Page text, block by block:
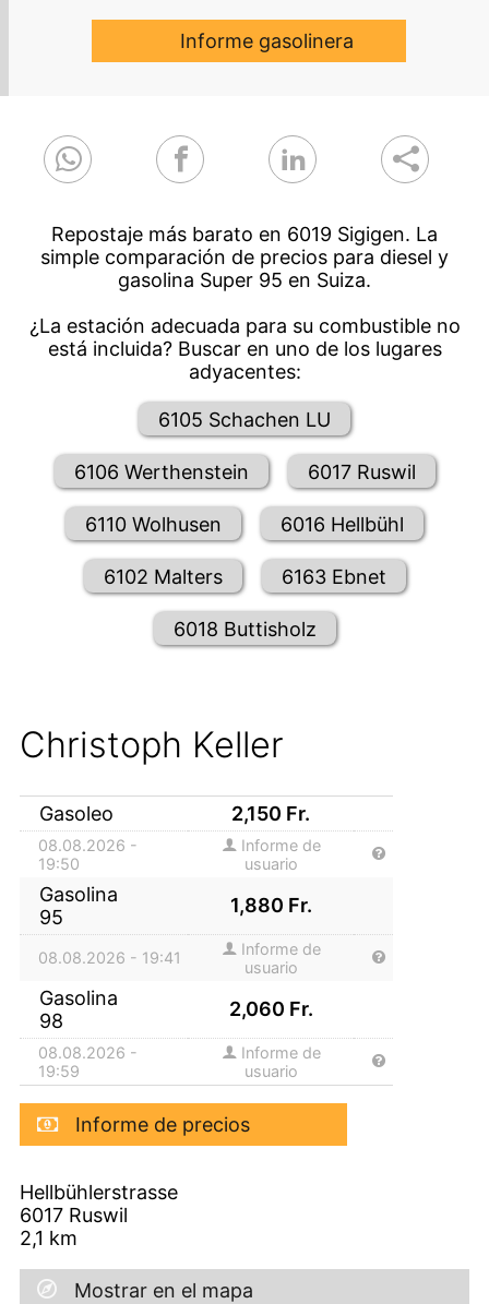
Informe gasolinera
Repostaje más barato en 6019 Sigigen. La
simple comparación de precios para diesel y
gasolina Super 95 en Suiza.
¿La estación adecuada para su combustible no
está incluida? Buscar en uno de los lugares
adyacentes:
6105 Schachen LU
6106 Werthenstein 6017 Ruswil
6110 Wolhusen 6016 Hellbühl
6102 Malters 6163 Ebnet
6018 Buttisholz
Christoph Keller
Gasoleo 2,150 Fr.
08.08.2026 -
19:50
Informe de
usuario
Gasolina
95
1,880 Fr.
08.08.2026 - 19:41
Informe de
usuario
Gasolina
98
2,060 Fr.
08.08.2026 -
19:59
Informe de
usuario
Informe de precios
Hellbühlerstrasse
6017 Ruswil
2,1 km
Mostrar en el mapa